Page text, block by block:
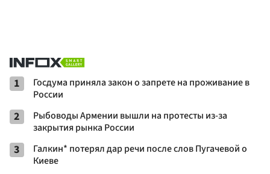
1
Госдума приняла закон о запрете на проживание в
России
2
Рыбоводы Армении вышли на протесты из-за
закрытия рынка России
3
Галкин* потерял дар речи после слов Пугачевой о
Киеве